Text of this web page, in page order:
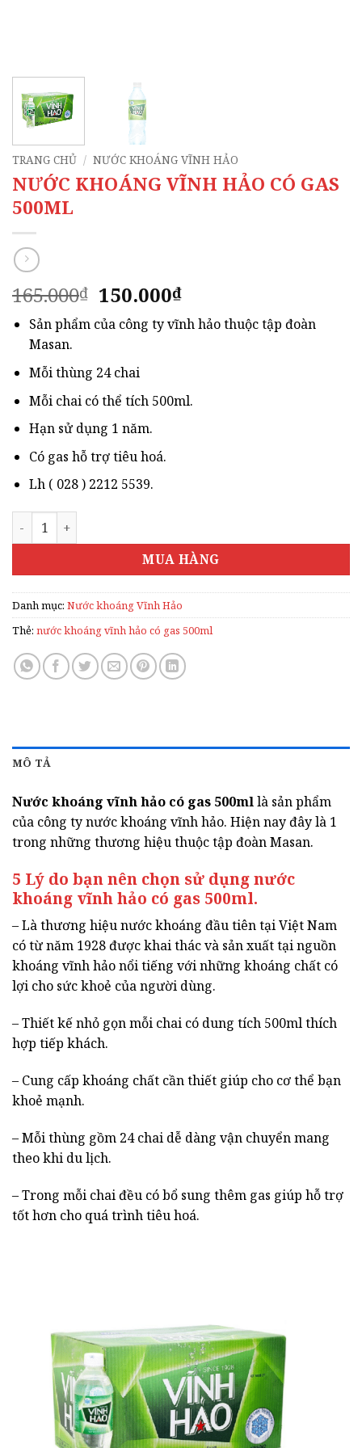
TRANG CHỦ / NƯỚC KHOÁNG VĨNH HẢO
NƯỚC KHOÁNG VĨNH HẢO CÓ GAS
500ML
165.000₫ Giá
gốc
là:
150.000₫Giá
hiện
tại
Sản phẩm của công ty vĩnh hảo thuộc tập đoàn
Masan.
Mỗi thùng 24 chai
Mỗi chai có thể tích 500ml.
Hạn sử dụng 1 năm.
Có gas hỗ trợ tiêu hoá.
Lh ( 028 ) 2212 5539.
NƯỚC KHOÁNG VĨNH HẢO CÓ GAS 500ML số lượng
MUA HÀNG
Danh mục: Nước khoáng Vĩnh Hảo
Thẻ: nước khoáng vĩnh hảo có gas 500ml
MÔ TẢ
Nước khoáng vĩnh hảo có gas 500mllà sản phẩm
của công ty nước khoáng vĩnh hảo. Hiện nay đây là 1
trong những thương hiệu thuộc tập đoàn Masan.
5 Lý do bạn nên chọn sử dụng nước
khoáng vĩnh hảo có gas 500ml.
– Là thương hiệu nước khoáng đầu tiên tại Việt Nam
có từ năm 1928 được khai thác và sản xuất tại nguồn
khoáng vĩnh hảo nổi tiếng với những khoáng chất có
lợi cho sức khoẻ của người dùng.
– Thiết kế nhỏ gọn mỗi chai có dung tích 500ml thích
hợp tiếp khách.
– Cung cấp khoáng chất cần thiết giúp cho cơ thể bạn
khoẻ mạnh.
– Mỗi thùng gồm 24 chai dễ dàng vận chuyển mang
theo khi du lịch.
– Trong mỗi chai đều có bổ sung thêm gas giúp hỗ trợ
tốt hơn cho quá trình tiêu hoá.